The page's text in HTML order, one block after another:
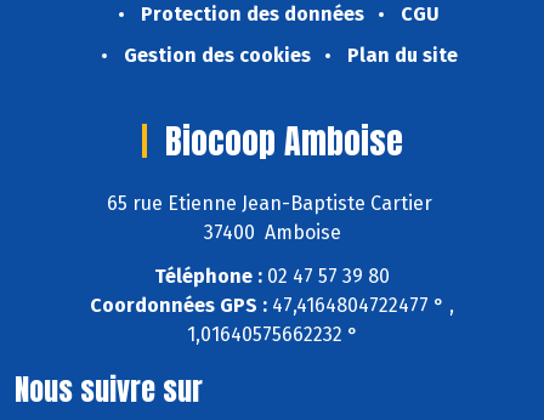
Protection des données
CGU
Gestion des cookies
Plan du site
Biocoop Amboise
65 rue Etienne Jean-Baptiste Cartier
37400 Amboise
Téléphone : 02 47 57 39 80
Coordonnées GPS : 47,4164804722477 ° ,
1,01640575662232 °
Nous suivre sur